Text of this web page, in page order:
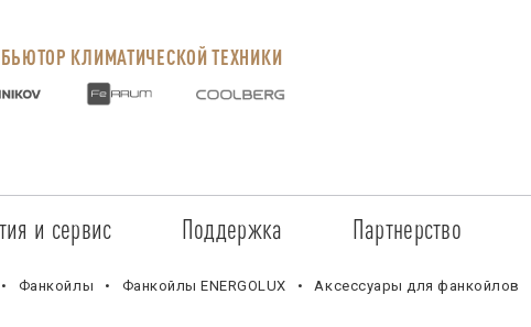
КЛИМАТИЧЕСКОЙ ТЕХНИКИ
и сервис
центры
Поддержка
Регистрация объекта
Партнерство
Стать партнером
Фанкойлы Фанкойлы ENERGOLUX
Аксессуары для фанкойлов